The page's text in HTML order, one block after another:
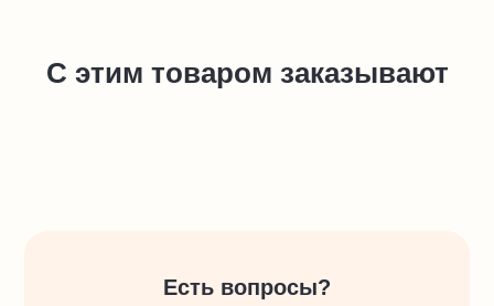
С этим товаром заказывают
Есть вопросы?